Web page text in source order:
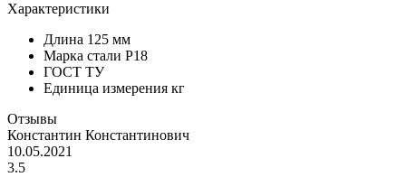
Характеристики
Длина 125 мм
Марка стали Р18
ГОСТ ТУ
Единица измерения кг
Отзывы
Константин Константинович
10.05.2021
3.5